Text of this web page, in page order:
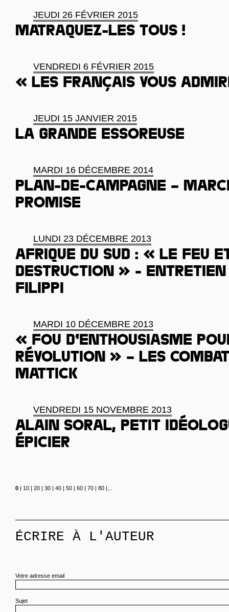
JEUDI 26 FÉVRIER 2015
Matraquez-les tous !
VENDREDI 6 FÉVRIER 2015
« Les Français vous
JEUDI 15 JANVIER 2015
La grande essoreuse
MARDI 16 DÉCEMBRE 2014
Plan-de-Campagne –
promise
LUNDI 23 DÉCEMBRE 2013
Afrique du Sud : « Le feu
destruction » - Entretien
Filippi
MARDI 10 DÉCEMBRE 2013
« Fou d’enthousiasme
révolution » – les
Mattick
VENDREDI 15 NOVEMBRE 2013
Alain Soral, petit
épicier
0 | 10 | 20 | 30 | 40 | 50 | 60 | 70 | 80 |
ÉCRIRE À L'AUTEUR
Votre adresse email
Sujet